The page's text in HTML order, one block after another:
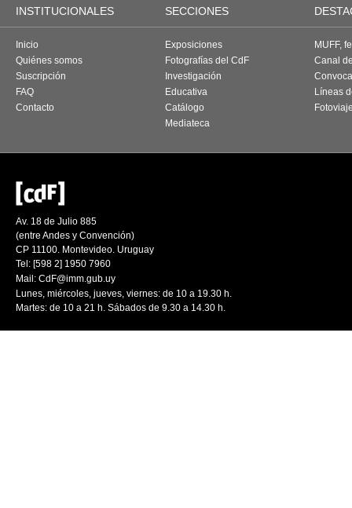
INSTITUCIONALES SECCIONES
Inicio
Quiénes somos
Suscripción
FAQ
Contacto
Exposiciones
Fotografías del CdF
Investigación
Educativa
Catálogo
Mediateca
MUFF,
Canal
Líneas
Av. 18 de Julio 885
(entre Andes y Convención)
CP 11100. Montevideo. Uruguay
Tel: [598 2] 1950 7960
Mail: CdF@imm.gub.uy
Lunes, miércoles, jueves, viernes: de 10 a 19.30 h.
Martes: de 10 a 21 h. Sábados de 9.30 a 14.30 h.